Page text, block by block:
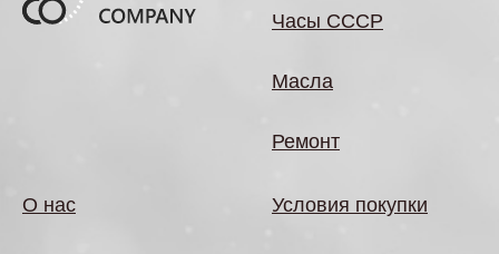
Часы СССР
Масла
Ремонт
О нас Условия покупки